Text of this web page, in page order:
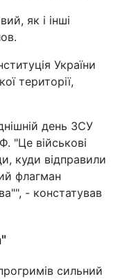
як і інші
України
території,
день ЗСУ
"Це військові
куди відправили
флагман
- констатував
сильний